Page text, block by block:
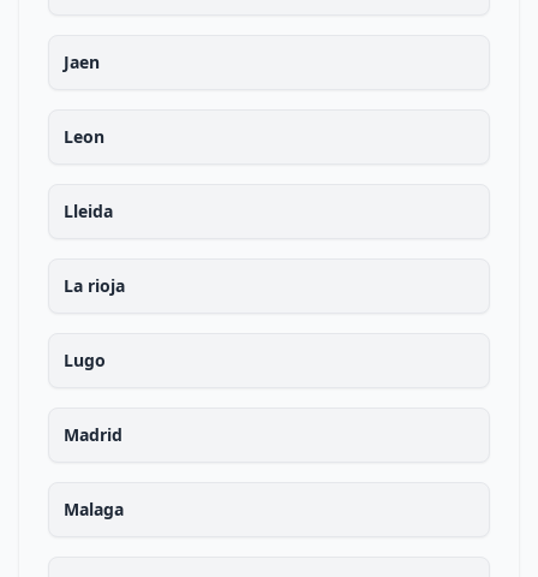
Jaen
Leon
Lleida
La rioja
Lugo
Madrid
Malaga